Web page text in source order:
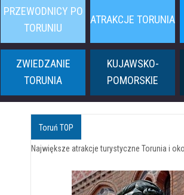
PRZEWODNICY PO
TORUNIU
ATRAKCJE TORUNIA
ZWIEDZANIE
TORUNIA
KUJAWSKO-
POMORSKIE
Toruń TOP
Największe atrakcje turystyczne Torunia i